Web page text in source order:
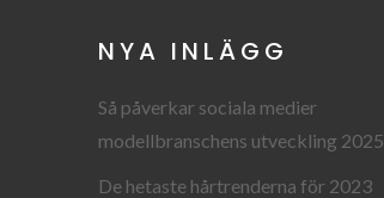
NYA INLÄGG
Så påverkar sociala medier
modellbranschens utveckling 2025
De hetaste hårtrenderna för 2023